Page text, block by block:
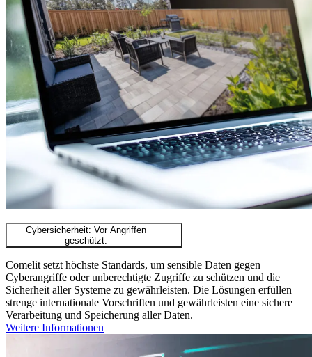
Cybersicherheit: Vor Angriffen
geschützt.
Comelit setzt höchste Standards, um sensible Daten gegen
Cyberangriffe oder unberechtigte Zugriffe zu schützen und die
Sicherheit aller Systeme zu gewährleisten. Die Lösungen erfüllen
strenge internationale Vorschriften und gewährleisten eine sichere
Verarbeitung und Speicherung aller Daten.
Weitere Informationen